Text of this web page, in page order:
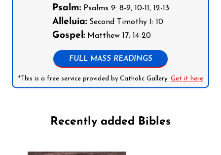
Psalm:Psalms 9: 8-9, 10-11, 12-13
Alleluia:Second Timothy 1: 10
Gospel:Matthew 17: 14-20
FULL MASS READINGS
*This is a free service provided by Catholic Gallery. Get it here
Recently added Bibles